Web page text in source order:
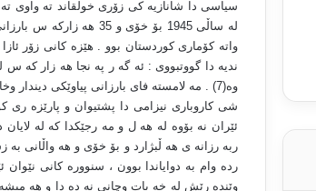
سیاسی دا شانازیه کی زۆری خولقاند ته
له ساڵی 1945 بۆ خۆی و
واته کۆماری کوردستان بوو . هێزه کانی زۆر
ندیه دا گووتبووی : ئه گه ر په نجا هه زار که س
وه(7) . مه لامسته فای بارزانی پیاوێکی
شی کاروباری نیزامی دا پشتیوان و پارێزه
ئێران نه بۆوه له هه ل و مه رجێکدا که له
ربه رزانه ی هه ڵبژارد و بۆ خۆی و هه واڵانی
رده وام به دوایاندا بوون ، سنووره کانی
وێنده رێش له خه بات وچانی نه ده دا و هه